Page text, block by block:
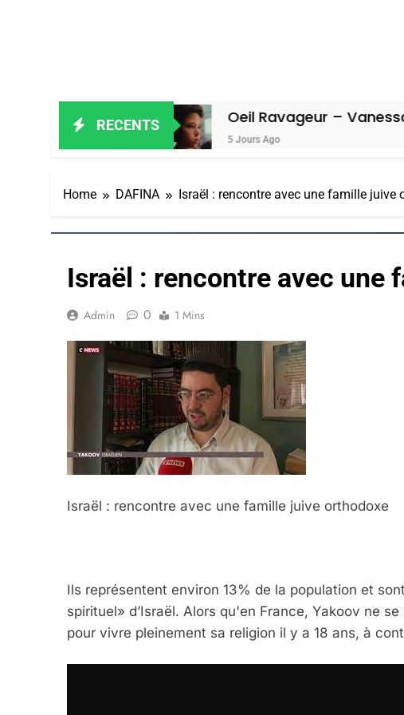
RECENTSOeil Ravageur – Vanessa De Loya
5 Jours Ago
Home DAFINA Israël : rencontre avec une famille juive
Israël : rencontre avec une
Admin 0 1 Mins
Israël : rencontre avec une famille juive orthodoxe
Ils représentent environ 13% de la population et
spirituel» d’Israël. Alors qu'en France, Yakoov ne
pour vivre pleinement sa religion il y a 18 ans, à
5
2025, L’année La Plus